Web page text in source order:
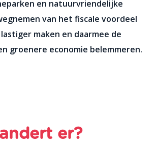
en natuurvriendelijke
van het fiscale voordeel
maken en daarmee de
groenere economie belemmeren.
er?